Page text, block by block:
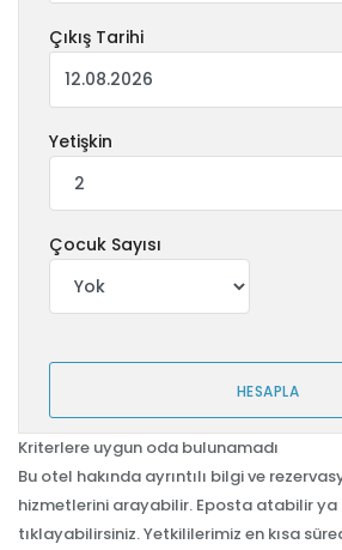
Çıkış Tarihi
Yetişkin
Çocuk Sayısı
HESAPLA
Kriterlere uygun oda bulunamadı
Bu otel hakında ayrıntılı bilgi ve
hizmetlerini arayabilir. Eposta atabilir
tıklayabilirsiniz. Yetkililerimiz en kısa